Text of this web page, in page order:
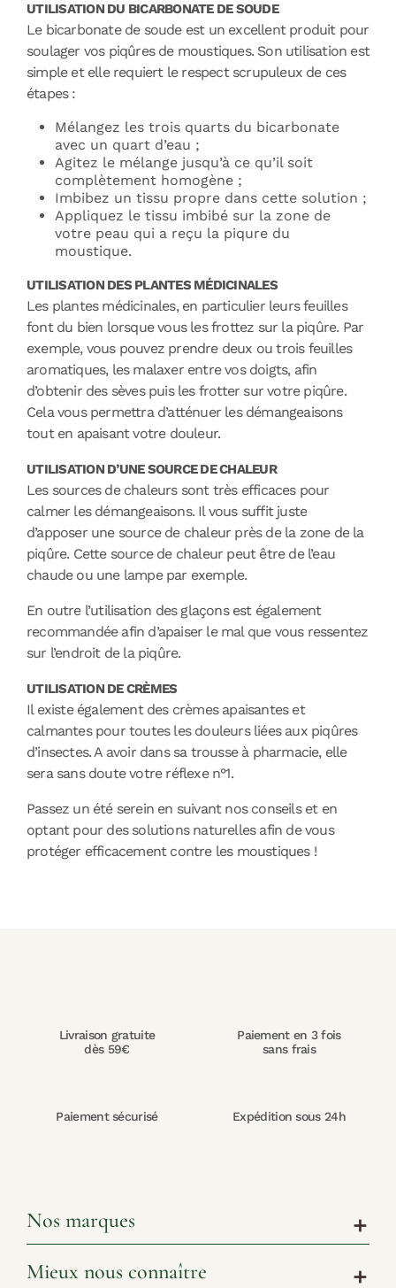
UTILISATION DU BICARBONATE DE SOUDE
Le bicarbonate de soude est un excellent produit pour
soulager vos piqûres de moustiques. Son utilisation est
simple et elle requiert le respect scrupuleux de ces
étapes :
Mélangez les trois quarts du bicarbonate
avec un quart d’eau ;
Agitez le mélange jusqu’à ce qu’il soit
complètement homogène ;
Imbibez un tissu propre dans cette solution ;
Appliquez le tissu imbibé sur la zone de
votre peau qui a reçu la piqure du
moustique.
UTILISATION DES PLANTES MÉDICINALES
Les plantes médicinales, en particulier leurs feuilles
font du bien lorsque vous les frottez sur la piqûre. Par
exemple, vous pouvez prendre deux ou trois feuilles
aromatiques, les malaxer entre vos doigts, afin
d’obtenir des sèves puis les frotter sur votre piqûre.
Cela vous permettra d’atténuer les démangeaisons
tout en apaisant votre douleur.
UTILISATION D’UNE SOURCE DE CHALEUR
Les sources de chaleurs sont très efficaces pour
calmer les démangeaisons. Il vous suffit juste
d’apposer une source de chaleur près de la zone de la
piqûre. Cette source de chaleur peut être de l’eau
chaude ou une lampe par exemple.
En outre l’utilisation des glaçons est également
recommandée afin d’apaiser le mal que vous ressentez
sur l’endroit de la piqûre.
UTILISATION DE CRÈMES
Il existe également des crèmes apaisantes et
calmantes pour toutes les douleurs liées aux piqûres
d’insectes. A avoir dans sa trousse à pharmacie, elle
sera sans doute votre réflexe n°1.
Passez un été serein en suivant nos conseils et en
optant pour des solutions naturelles afin de vous
protéger efficacement contre les moustiques !
Livraison gratuite
dès 59€
Paiement en 3 fois
sans frais
Paiement sécurisé Expédition sous 24h
Nos marques add
Mieux nous connaître add